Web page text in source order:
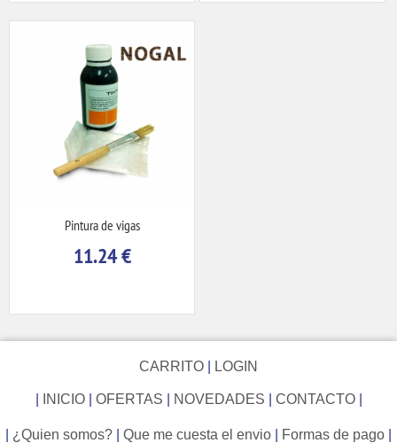
Pintura de vigas
11.24€
CARRITO LOGIN
INICIO OFERTAS NOVEDADES CONTACTO
¿Quien somos? Que me cuesta el envio Formas de pago